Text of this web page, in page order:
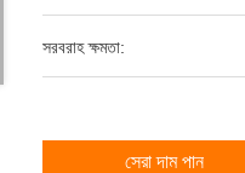
সরবরাহ ক্ষমতা:
সেরা দাম পান